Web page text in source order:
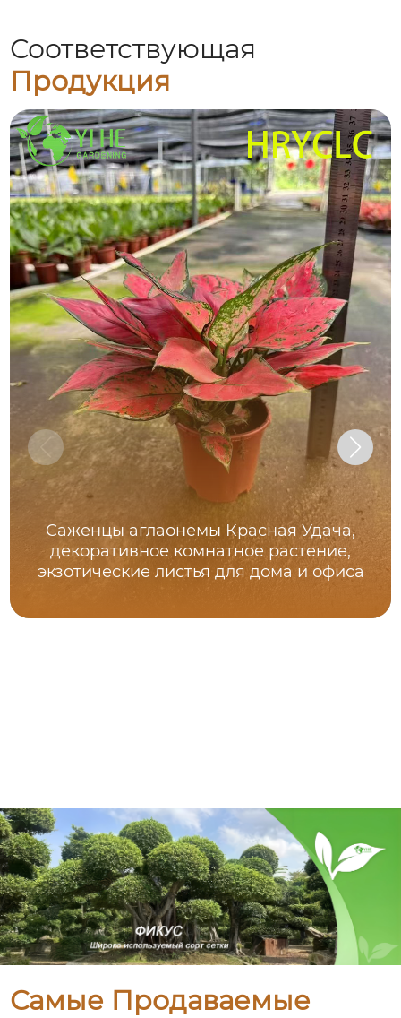
Соответствующая
Продукция
Саженцы аглаонемы Красная Удача,
декоративное комнатное растение,
экзотические листья для дома и офиса
Самые Продаваемые